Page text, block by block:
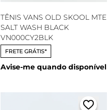
TÊNIS VANS OLD SKOOL MTE
SALT WASH BLACK
VN000CY2BLK
FRETE GRÁTIS*
Avise-me quando disponível